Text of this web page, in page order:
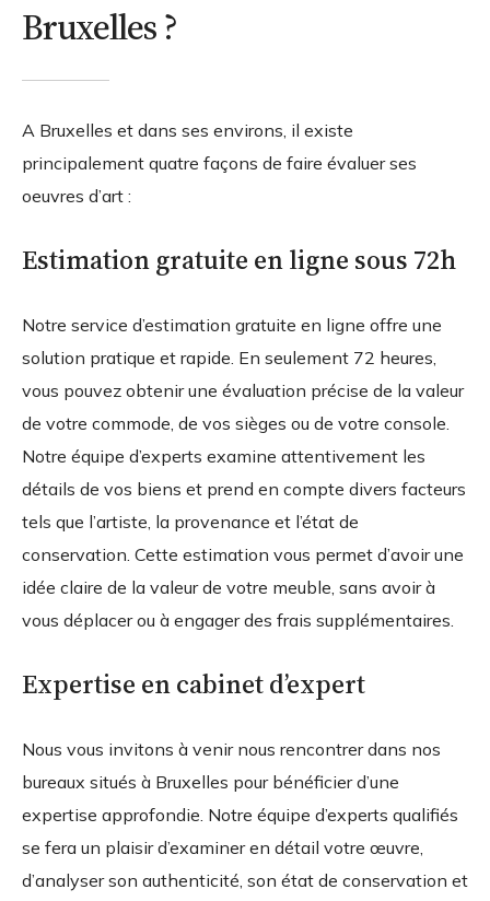
Bruxelles ?
A Bruxelles et dans ses environs, il existe
principalement quatre façons de faire évaluer ses
oeuvres d’art :
Estimation gratuite en ligne sous 72h
Notre service d’estimation gratuite en ligne offre une
solution pratique et rapide. En seulement 72 heures,
vous pouvez obtenir une évaluation précise de la valeur
de votre commode, de vos sièges ou de votre console.
Notre équipe d’experts examine attentivement les
détails de vos biens et prend en compte divers facteurs
tels que l’artiste, la provenance et l’état de
conservation. Cette estimation vous permet d’avoir une
idée claire de la valeur de votre meuble, sans avoir à
vous déplacer ou à engager des frais supplémentaires.
Expertise en cabinet d’expert
Nous vous invitons à venir nous rencontrer dans nos
bureaux situés à Bruxelles pour bénéficier d’une
expertise approfondie. Notre équipe d’experts qualifiés
se fera un plaisir d’examiner en détail votre œuvre,
d’analyser son authenticité, son état de conservation et